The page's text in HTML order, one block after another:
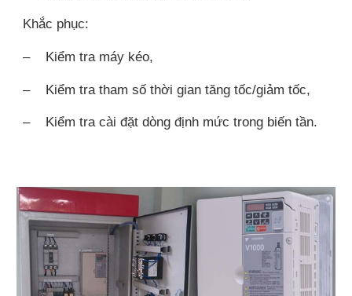
Khắc phục:
– Kiểm tra máy kéo,
– Kiểm tra tham số thời gian tăng tốc/giảm tốc,
– Kiểm tra cài đặt dòng định mức trong biến tần.